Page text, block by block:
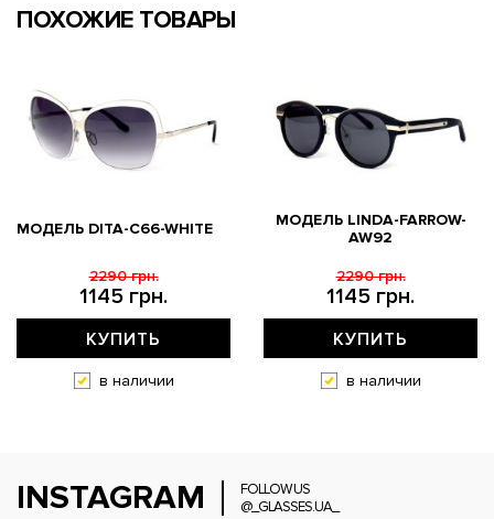
ПОХОЖИЕ ТОВАРЫ
МОДЕЛЬ DITA-C66-WHITE
1145 грн.
2290 грн.
КУПИТЬ
в наличии
МОДЕЛЬ LINDA-FARROW-
AW92
1145 грн.
2290 грн.
КУПИТЬ
в наличии
INSTAGRAM
FOLLOW US
@_GLASSES.UA_